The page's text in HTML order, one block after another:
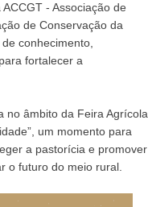
- Associação de
de Conservação da
conhecimento,
fortalecer a
no âmbito da Feira Agrícola
um momento para
a pastorícia e promover
o futuro do meio rural.